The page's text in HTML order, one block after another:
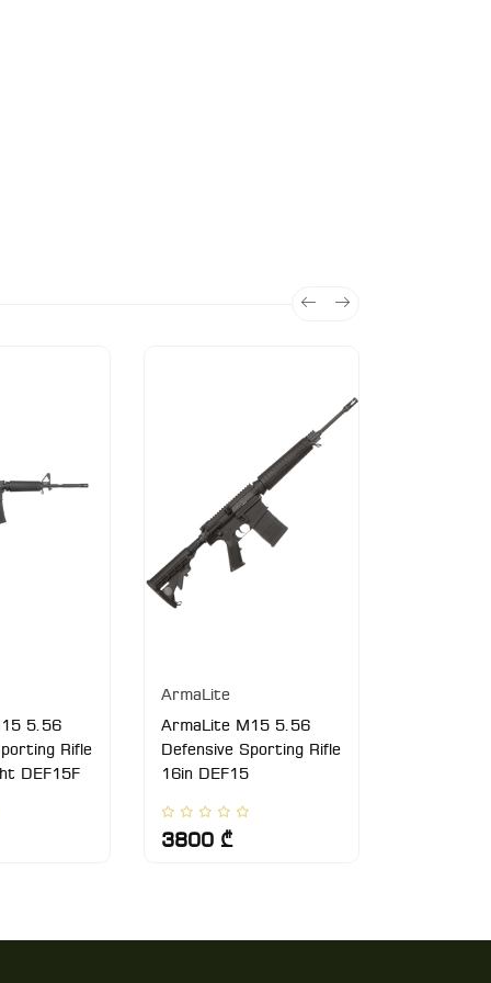
5.56
Rifle
DEF15F
ArmaLite
ArmaLite M15 5.56
Defensive Sporting Rifle
16in DEF15
3800 ₾